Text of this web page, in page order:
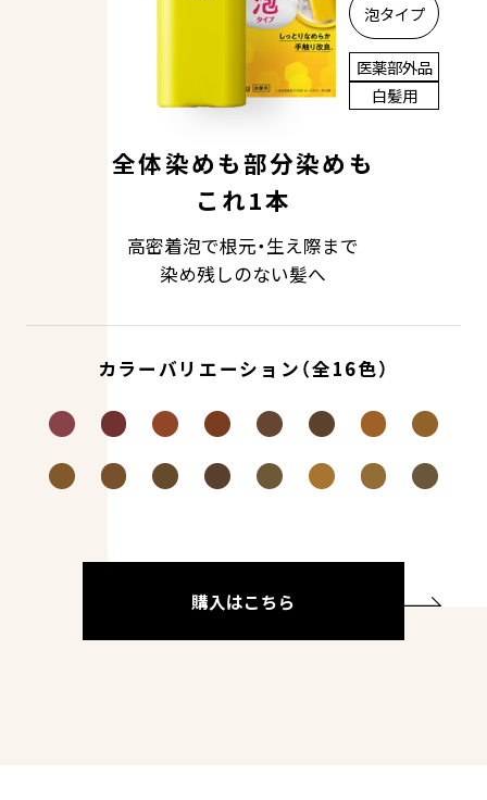
泡タイプ
医薬部外品
白髪用
全体染めも部分染めも
これ1本
高密着泡で根元・生え際まで
染め残しのない髪へ
カラーバリエーション（全16色）
購入はこちら